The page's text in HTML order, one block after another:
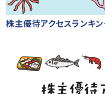
株主優待アクセスランキ